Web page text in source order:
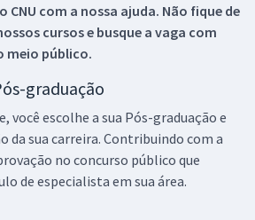
CNU com a nossa ajuda. Não fique de
cursos e busque a vaga com
meio público.
graduação
você escolhe a sua Pós-graduação e
da sua carreira. Contribuindo com a
no concurso público que
de especialista em sua área.